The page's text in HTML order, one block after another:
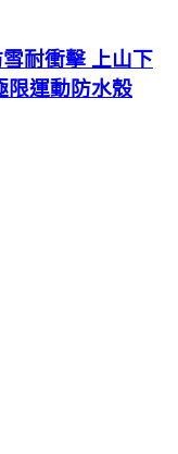
耐衝擊 上山下
限運動防水殼